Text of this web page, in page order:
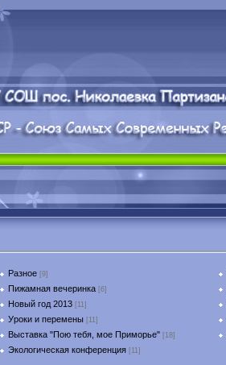
Разное [9]
Пижамная вечеринка [6]
Новый год 2013 [11]
Уроки и перемены [11]
Выставка "Пою тебя, мое Приморье" [18]
Экологическая конференция [11]